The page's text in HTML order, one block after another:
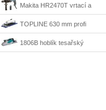
Steinel
Makita HR2470T vrtací a
sekací kladivo 780 W, SDS-
Plus
TOPLINE 630 mm profi
řezačka Kaufmann
1806B hoblík tesařský